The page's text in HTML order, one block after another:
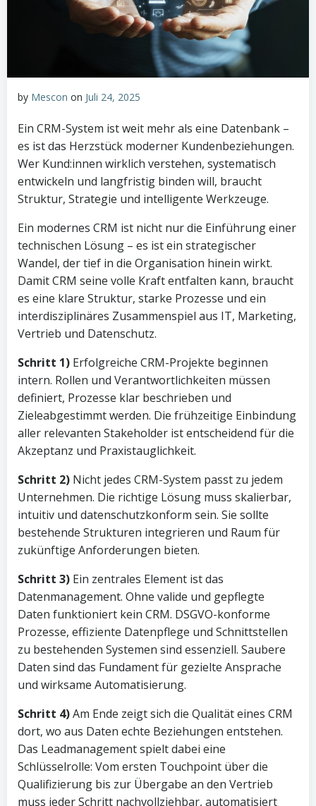
by Mescon on Juli 24, 2025
Ein CRM-System ist weit mehr als eine Datenbank –
es ist das Herzstück moderner Kundenbeziehungen.
Wer Kund:innen wirklich verstehen, systematisch
entwickeln und langfristig binden will, braucht
Struktur, Strategie und intelligente Werkzeuge.
Ein modernes CRM ist nicht nur die Einführung einer
technischen Lösung – es ist ein strategischer
Wandel, der tief in die Organisation hinein wirkt.
Damit CRM seine volle Kraft entfalten kann, braucht
es eine klare Struktur, starke Prozesse und ein
interdisziplinäres Zusammenspiel aus IT, Marketing,
Vertrieb und Datenschutz.
Schritt 1) Erfolgreiche CRM-Projekte beginnen
intern. Rollen und Verantwortlichkeiten müssen
definiert, Prozesse klar beschrieben und
Zieleabgestimmt werden. Die frühzeitige Einbindung
aller relevanten Stakeholder ist entscheidend für die
Akzeptanz und Praxistauglichkeit.
Schritt 2) Nicht jedes CRM-System passt zu jedem
Unternehmen. Die richtige Lösung muss skalierbar,
intuitiv und datenschutzkonform sein. Sie sollte
bestehende Strukturen integrieren und Raum für
zukünftige Anforderungen bieten.
Schritt 3) Ein zentrales Element ist das
Datenmanagement. Ohne valide und gepflegte
Daten funktioniert kein CRM. DSGVO-konforme
Prozesse, effiziente Datenpflege und Schnittstellen
zu bestehenden Systemen sind essenziell. Saubere
Daten sind das Fundament für gezielte Ansprache
und wirksame Automatisierung.
Schritt 4)Am Ende zeigt sich die Qualität eines CRM
dort, wo aus Daten echte Beziehungen entstehen.
Das Leadmanagement spielt dabei eine
Schlüsselrolle: Vom ersten Touchpoint über die
Qualifizierung bis zur Übergabe an den Vertrieb
muss jeder Schritt nachvollziehbar, automatisiert